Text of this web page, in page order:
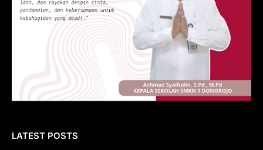
LATEST POSTS